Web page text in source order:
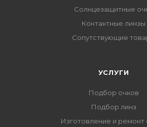
Солнцезащитные
Контактные линзы
Сопутствующие
УСЛУГИ
Подбор очков
Подбор линз
Изготовление и ремонт